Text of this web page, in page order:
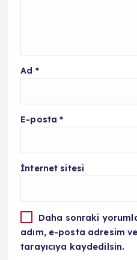
Ad *
E-posta*
İnternet sitesi
Daha sonraki
adım, e-posta adresim
tarayıcıya kaydedilsin.